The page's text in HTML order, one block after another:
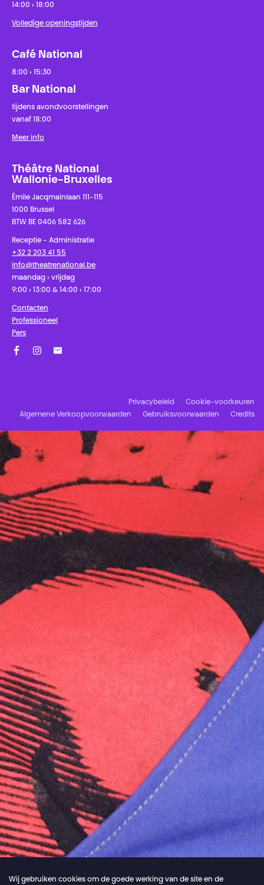
14:00 › 18:00
Volledige openingstijden
Café National
8:00 › 15:30
Bar National
tijdens avondvoorstellingen
vanaf 18:00
Meer info
Théâtre National
Wallonie-Bruxelles
Émile Jacqmainlaan 111-115
1000 Brussel
BTW BE 0406 582 626
Receptie - Administratie
+32 2 203 41 55
info@theatrenational.be
maandag › vrijdag
9:00 › 13:00 & 14:00 › 17:00
Contacten
Professioneel
Pers
Privacybeleid
Cookie-voorkeuren
Algemene Verkoopvoorwaarden
Gebruiksvoorwaarden Credits
Wij gebruiken cookies om de goede werking van de site en de